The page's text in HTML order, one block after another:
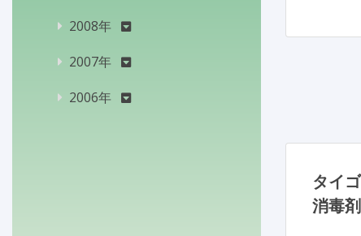
タイ
消毒
2008年
2007年
2006年